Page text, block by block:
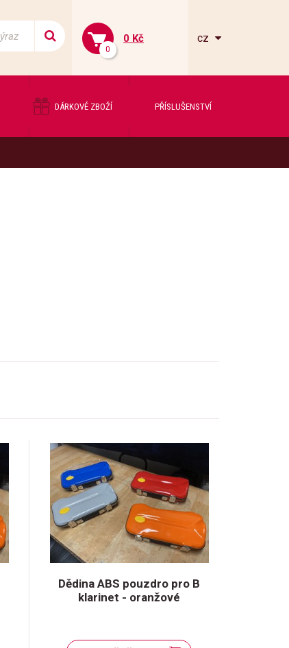
0
0 Kč cz
DÁRKOVÉ ZBOŽÍ PŘÍSLUŠENSTVÍ
Dědina ABS pouzdro pro B
klarinet - oranžové